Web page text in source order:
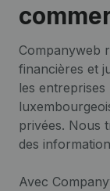
Companyweb
financières et
les entreprises
privées. Nous
des
Avec